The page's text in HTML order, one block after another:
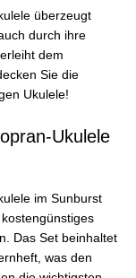
überzeugt
durch ihre
dem
Sie die
Ukulele!
Ukulele
im Sunburst
Das Set beinhaltet
was den